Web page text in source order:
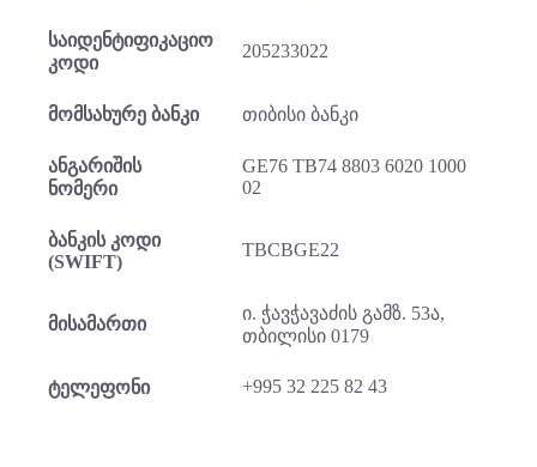
საიდენტიფიკაციო
კოდი
205233022
მომსახურე ბანკი თიბისი ბანკი
ანგარიშის
ნომერი
GE76 TB74 8803 6020 1000
02
ბანკის კოდი
(SWIFT)
TBCBGE22
მისამართი
ი. ჭავჭავაძის გამზ. 53ა,
თბილისი 0179
ტელეფონი +995 32 225 82 43